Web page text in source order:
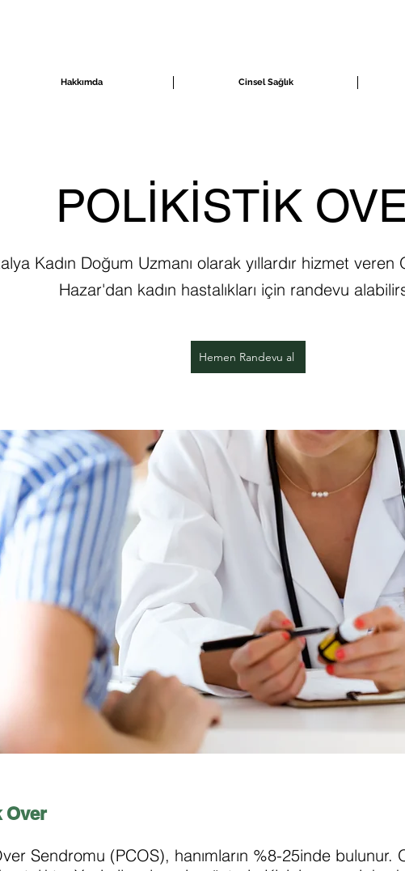
Hakkımda Cinsel Sağlık
POLİKİSTİK
Kadın Doğum Uzmanı olarak yıllardır hizmet veren
Hazar'dan kadın hastalıkları için randevu
Hemen Randevu al
Over
Sendromu (PCOS), hanımların %8-25inde bulunur.